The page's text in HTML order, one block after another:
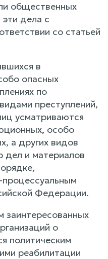
общественных
дела с
со статьей
в
опасных
по
преступлений,
усматриваются
особо
а других видов
дел и материалов
процессуальным
Федерации.
заинтересованных
о
политическим
реабилитации